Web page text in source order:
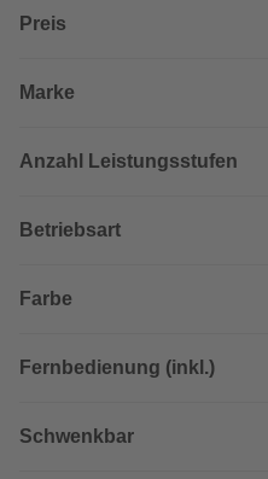
Preis
Marke
Anzahl Leistungsstufen
Betriebsart
Farbe
Fernbedienung (inkl.)
Schwenkbar